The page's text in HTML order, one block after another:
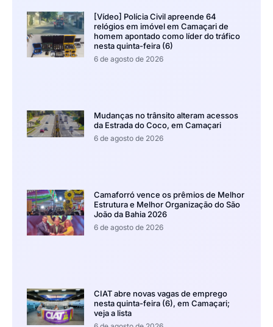
[Vídeo] Polícia Civil apreende 64
relógios em imóvel em Camaçari de
homem apontado como líder do tráfico
nesta quinta-feira (6)
6 de agosto de 2026
Mudanças no trânsito alteram acessos
da Estrada do Coco, em Camaçari
6 de agosto de 2026
Camaforró vence os prêmios de Melhor
Estrutura e Melhor Organização do São
João da Bahia 2026
6 de agosto de 2026
CIAT abre novas vagas de emprego
nesta quinta-feira (6), em Camaçari;
veja a lista